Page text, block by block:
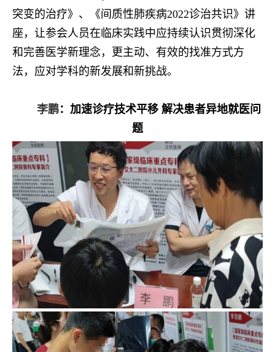
突变的治疗》、《间质性肺疾病2022诊治共识》讲
座，让参会人员在临床实践中应持续认识贯彻深化
和完善医学新理念，更主动、有效的找准方式方
法，应对学科的新发展和新挑战。
李鹏：加速诊疗技术平移 解决患者异地就医问
题